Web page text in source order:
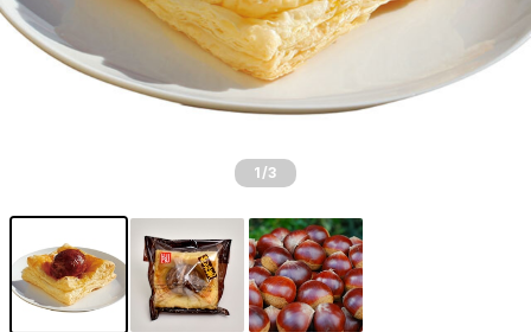
1 /3